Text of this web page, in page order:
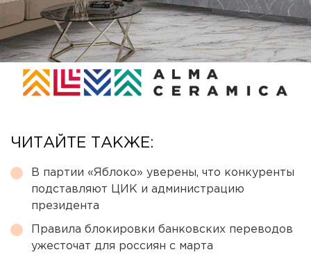
ЧИТАЙТЕ ТАКЖЕ:
В партии «Яблоко» уверены, что конкуренты
подставляют ЦИК и администрацию
президента
Правила блокировки банковских переводов
ужесточат для россиян с марта